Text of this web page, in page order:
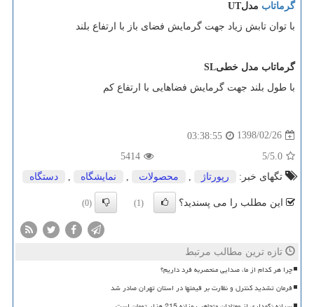
گرماتاب مدلUT
با توان تابش زیاد جهت گرمایش فضای باز با ارتفاع بلند
گرماتاب مدل خطیSL
با طول بلند جهت گرمایش فضاهایی با ارتفاع کم
1398/02/26
03:38:55
5.0
/5
5414
تگهای خبر:
رپورتاژ , محصولات , نمایشگاه , دستگاه
این مطلب را می پسندید؟ (1)
(0)
تازه ترین مطالب مرتبط
چرا هر کدام از ما، صدایی منحصربه فرد داریم؟
فرمان تشدید کنترل و نظارت بر قیمتها در استان تهران صادر شد